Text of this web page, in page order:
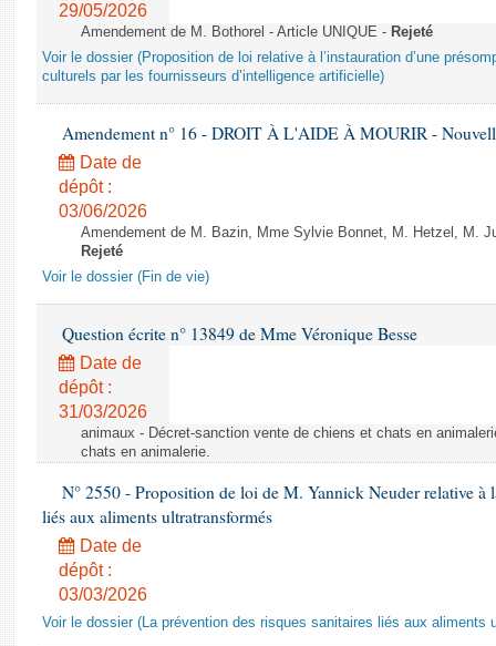
29/05/2026
Amendement de M. Bothorel - Article UNIQUE - Rejeté
Voir le dossier (Proposition de loi relative à l’instauration d’une
culturels par les fournisseurs d’intelligence artificielle)
Amendement n° 16 - DROIT À L'AIDE À MOURIR -
Date de
dépôt :
03/06/2026
Amendement de M. Bazin, Mme Sylvie Bonnet, M. Hetzel, M.
Rejeté
Voir le dossier (Fin de vie)
Question écrite n° 13849 de Mme Véronique Besse
Date de
dépôt :
31/03/2026
animaux - Décret-sanction vente de chiens et chats en
chats en animalerie.
N° 2550 - Proposition de loi de M. Yannick Neuder relative à
liés aux aliments ultratransformés
Date de
dépôt :
03/03/2026
Voir le dossier (La prévention des risques sanitaires liés aux aliments